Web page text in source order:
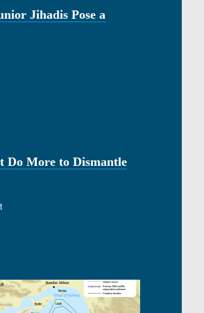
Jihadis Pose a
Do More to Dismantle